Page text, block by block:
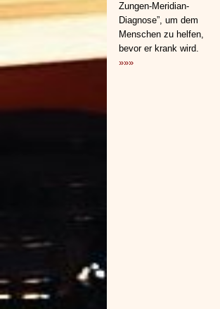
Zungen-Meridian-
Diagnose”, um dem
Menschen zu helfen,
bevor er krank wird.
»»»